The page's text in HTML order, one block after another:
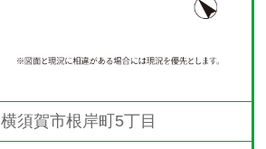
横須賀市根岸町5丁目